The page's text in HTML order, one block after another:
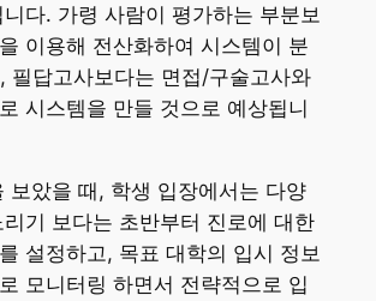
다. 가령 사람이 평가하는 부분보
이용해 전산화하여 시스템이 분
필답고사보다는 면접/구술고사와
시스템을 만들 것으로 예상됩니
보았을 때, 학생 입장에서는 다양
기 보다는 초반부터 진로에 대한
설정하고, 목표 대학의 입시 정보
모니터링 하면서 전략적으로 입